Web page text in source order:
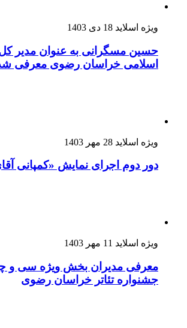
ویژه اسلاید 18 دی 1403
حسین مسگرانی به عنوان مدیر
اسلامی خراسان رضوی معرفی
ویژه اسلاید 28 مهر 1403
دور دوم اجرای نمایش «کمپانی
ویژه اسلاید 11 مهر 1403
معرفی مدیران بخش ویژه سی و
جشنواره تئاتر خراسان رضوی